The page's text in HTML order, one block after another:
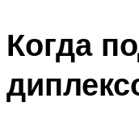
Когда